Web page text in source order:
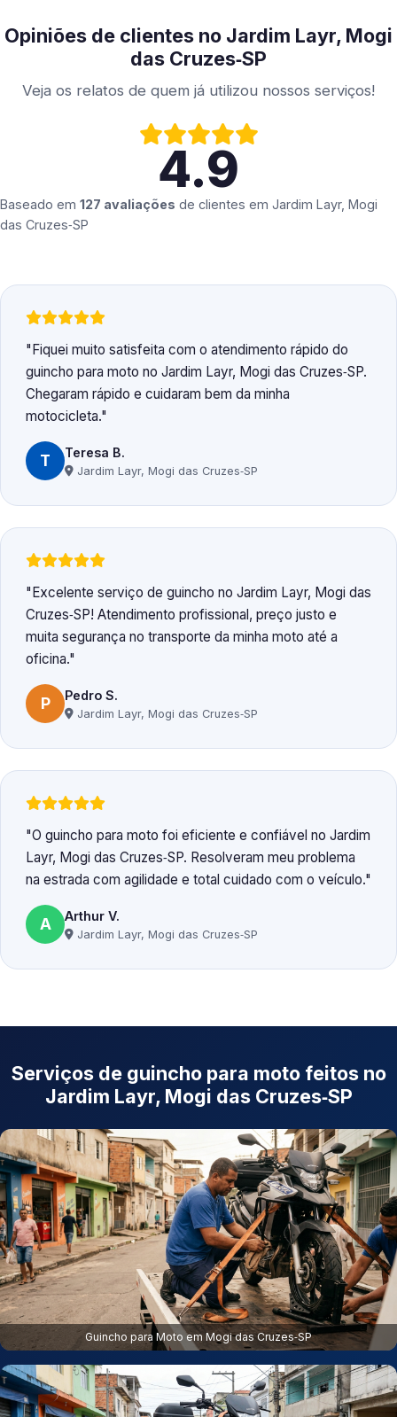
Opiniões de clientes no Jardim Layr, Mogi
das Cruzes‑SP
Veja os relatos de quem já utilizou nossos serviços!
4.9
Baseado em 127 avaliações de clientes em Jardim Layr, Mogi
das Cruzes‑SP
Fiquei muito satisfeita com o atendimento rápido do
guincho para moto no Jardim Layr, Mogi das Cruzes‑SP.
Chegaram rápido e cuidaram bem da minha
motocicleta.
T Teresa B.
Jardim Layr, Mogi das Cruzes‑SP
Excelente serviço de guincho no Jardim Layr, Mogi das
Cruzes‑SP! Atendimento profissional, preço justo e
muita segurança no transporte da minha moto até a
oficina.
P Pedro S.
Jardim Layr, Mogi das Cruzes‑SP
O guincho para moto foi eficiente e confiável no Jardim
Layr, Mogi das Cruzes‑SP. Resolveram meu problema
na estrada com agilidade e total cuidado com o veículo.
A Arthur V.
Jardim Layr, Mogi das Cruzes‑SP
Serviços de guincho para moto feitos no
Jardim Layr, Mogi das Cruzes‑SP
Guincho para Moto em Mogi das Cruzes‑SP